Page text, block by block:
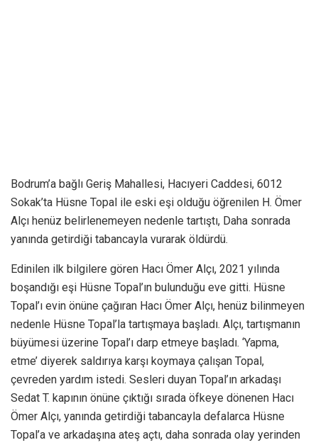
Bodrum’a bağlı Geriş Mahallesi, Hacıyeri Caddesi, 6012
Sokak’ta Hüsne Topal ile eski eşi olduğu öğrenilen H. Ömer
Alçı henüz belirlenemeyen nedenle tartıştı, Daha sonrada
yanında getirdiği tabancayla vurarak öldürdü.
Edinilen ilk bilgilere gören Hacı Ömer Alçı, 2021 yılında
boşandığı eşi Hüsne Topal’ın bulunduğu eve gitti. Hüsne
Topal’ı evin önüne çağıran Hacı Ömer Alçı, henüz bilinmeyen
nedenle Hüsne Topal’la tartışmaya başladı. Alçı, tartışmanın
büyümesi üzerine Topal’ı darp etmeye başladı. ‘Yapma,
etme’ diyerek saldırıya karşı koymaya çalışan Topal,
çevreden yardım istedi. Sesleri duyan Topal’ın arkadaşı
Sedat T. kapının önüne çıktığı sırada öfkeye dönenen Hacı
Ömer Alçı, yanında getirdiği tabancayla defalarca Hüsne
Topal’a ve arkadaşına ateş açtı, daha sonrada olay yerinden